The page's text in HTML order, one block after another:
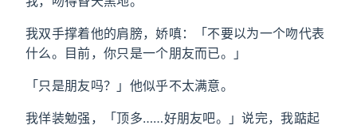
我双手撑着他的肩膀，娇嗔：「不要以为一个吻代表
什么。目前，你只是一个朋友而已。」
「只是朋友吗？」他似乎不太满意。
我佯装勉强，「顶多……好朋友吧。」说完，我踮起